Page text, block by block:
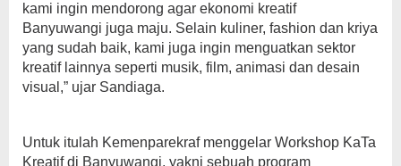
kami ingin mendorong agar ekonomi kreatif
Banyuwangi juga maju. Selain kuliner, fashion dan kriya
yang sudah baik, kami juga ingin menguatkan sektor
kreatif lainnya seperti musik, film, animasi dan desain
visual,” ujar Sandiaga.
Untuk itulah Kemenparekraf menggelar Workshop KaTa
Kreatif di Banyuwangi, yakni sebuah program